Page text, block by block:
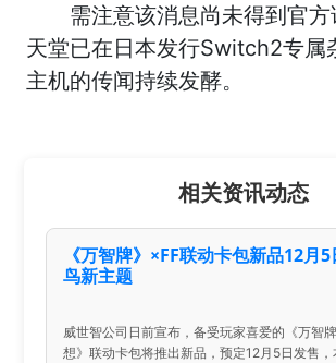
需注意该消息尚未得到官
天堂已在日本发行Switch2专属
主机的传闻持续发酵。
相关资讯动态
《万智牌》×FF联动卡包新品12月
鸟新主题
威世智公司日前宣布，备受玩家喜爱的《万智
想》联动卡包将推出新品，预定12月5日发售